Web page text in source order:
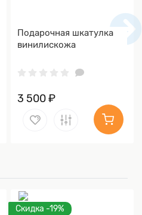
Подарочная шкатулка
винилискожа
3 500 ₽
Скидка -19%